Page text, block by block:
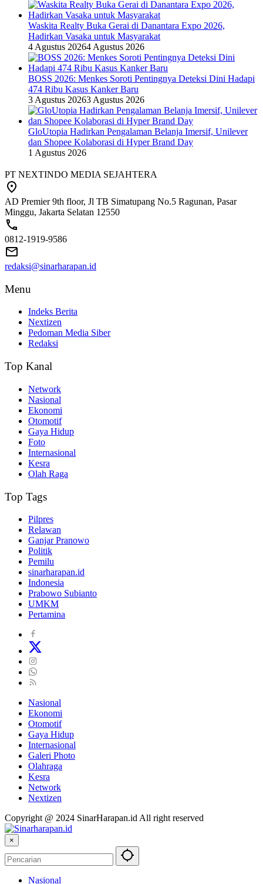
Waskita Realty Buka Gerai di Danantara Expo 2026,
Hadirkan Vasaka untuk Masyarakat
4 Agustus 20264 Agustus 2026
BOSS 2026: Menkes Soroti Pentingnya Deteksi Dini Hadapi
474 Ribu Kasus Kanker Baru
3 Agustus 20263 Agustus 2026
GloUtopia Hadirkan Pengalaman Belanja Imersif, Unilever
dan Shopee Kolaborasi di Hyper Brand Day
1 Agustus 2026
PT NEXTINDO MEDIA SEJAHTERA
AD Premier 9th floor, Jl TB Simatupang No.5 Ragunan, Pasar
Minggu, Jakarta Selatan 12550
0812-1919-9586
redaksi@sinarharapan.id
Menu
Indeks Berita
Nextizen
Pedoman Media Siber
Redaksi
Top Kanal
Network
Nasional
Ekonomi
Otomotif
Gaya Hidup
Foto
Internasional
Kesra
Olah Raga
Top Tags
Pilpres
Relawan
Ganjar Pranowo
Politik
Pemilu
sinarharapan.id
Indonesia
Prabowo Subianto
UMKM
Pertamina
Nasional
Ekonomi
Otomotif
Gaya Hidup
Internasional
Galeri Photo
Olahraga
Kesra
Network
Nextizen
Copyright @ 2024 SinarHarapan.id All right reserved
×
Nasional